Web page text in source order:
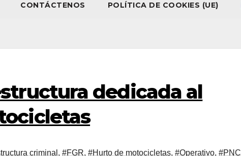
CONTÁCTENOS POLÍTICA DE COOKIES (UE)
dedicada al
criminal , #FGR, #Hurto de motocicletas, #Operativo, #PNC